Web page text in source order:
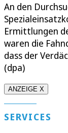
An den
Ermittlungen
waren die
dass der
(dpa)
ANZEIGE X
SERVICES